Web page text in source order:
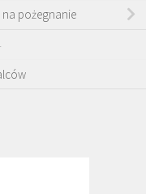
na pożegnanie